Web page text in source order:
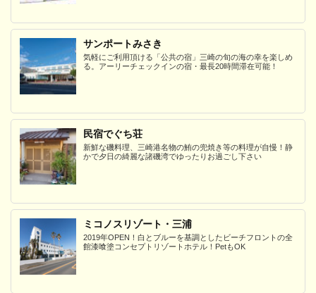
サンポートみさき
気軽にご利用頂ける「公共の宿」三崎の旬の海の幸を楽しめ
る。アーリーチェックインの宿・最長20時間滞在可能！
民宿でぐち荘
新鮮な磯料理、三崎港名物の鮪の兜焼き等の料理が自慢！静
かで夕日の綺麗な諸磯湾でゆったりお過ごし下さい
ミコノスリゾート・三浦
2019年OPEN！白とブルーを基調としたビーチフロントの全
館漆喰塗コンセプトリゾートホテル！PetもOK